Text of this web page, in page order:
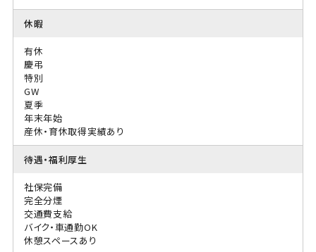
休暇
有休
慶弔
特別
GW
夏季
年末年始
産休・育休取得実績あり
待遇・福利厚生
社保完備
完全分煙
交通費支給
バイク・車通勤OK
休憩スペースあり